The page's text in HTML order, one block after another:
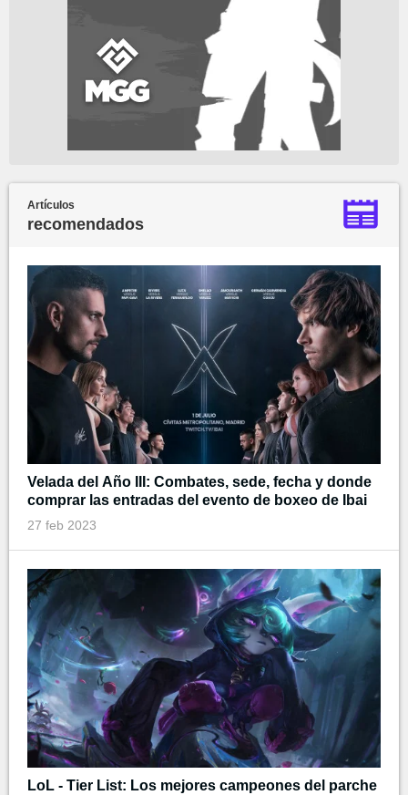
Artículos
recomendados
Velada del Año III: Combates, sede, fecha y donde
comprar las entradas del evento de boxeo de Ibai
27 feb 2023
LoL - Tier List: Los mejores campeones del parche